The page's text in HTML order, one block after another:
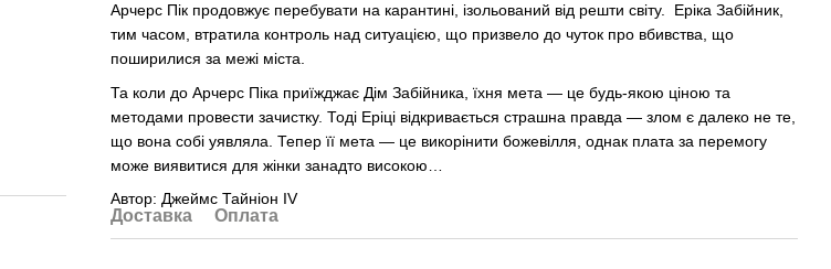
Арчерс Пік продовжує перебувати на карантині, ізольований від решти світу. Еріка Забійник,
тим часом, втратила контроль над ситуацією, що призвело до чуток про вбивства, що
поширилися за межі міста.
Та коли до Арчерс Піка приїжджає Дім Забійника, їхня мета — це будь-якою ціною та
методами провести зачистку. Тоді Еріці відкривається страшна правда — злом є далеко не те,
що вона собі уявляла. Тепер її мета — це викорінити божевілля, однак плата за перемогу
може виявитися для жінки занадто високою…
Автор: Джеймс Тайніон IV
Доставка Оплата